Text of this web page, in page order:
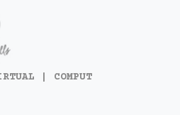
| COMPUT